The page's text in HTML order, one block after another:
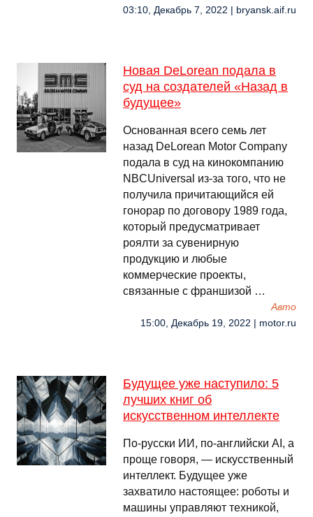
03:10, Декабрь 7, 2022 | bryansk.aif.ru
Новая DeLorean подала в
суд на создателей «Назад в
будущее»
Основанная всего семь лет
назад DeLorean Motor Company
подала в суд на кинокомпанию
NBCUniversal из-за того, что не
получила причитающийся ей
гонорар по договору 1989 года,
который предусматривает
роялти за сувенирную
продукцию и любые
коммерческие проекты,
связанные с франшизой …
Авто
15:00, Декабрь 19, 2022 | motor.ru
Будущее уже наступило: 5
лучших книг об
искусственном интеллекте
По-русски ИИ, по-английски AI, а
проще говоря, — искусственный
интеллект. Будущее уже
захватило настоящее: роботы и
машины управляют техникой,